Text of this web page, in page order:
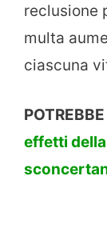
reclusione
multa
ciascuna
effetti